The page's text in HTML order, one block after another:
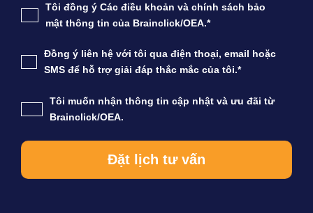
Tôi đồng ý Các điều khoản và chính sách bảo
mật thông tin của Brainclick/OEA.*
Đồng ý liên hệ với tôi qua điện thoại, email hoặc
SMS để hỗ trợ giải đáp thắc mắc của tôi.*
Tôi muốn nhận thông tin cập nhật và ưu đãi từ
Brainclick/OEA.